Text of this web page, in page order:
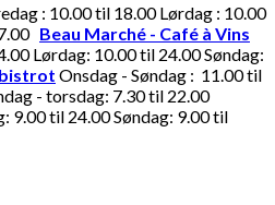
: 10.00 til 18.00 Lørdag : 10.00
Beau Marché - Café à Vins
Lørdag: 10.00 til 24.00 Søndag:
bistrot Onsdag - Søndag : 11.00 til
- torsdag: 7.30 til 22.00
9.00 til 24.00 Søndag: 9.00 til